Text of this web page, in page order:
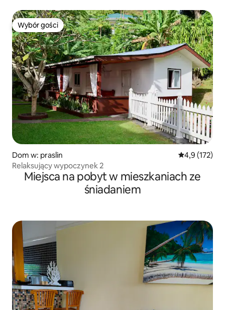
Wybór gości
Wybór gości
Dom w: praslin Średnia
4,9 (172)
Relaksujący wypoczynek 2
Miejsca na pobyt w mieszkaniach ze
śniadaniem